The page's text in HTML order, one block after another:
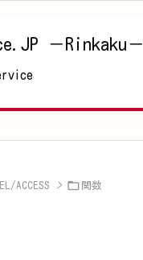
－Rinkaku－
ACCESS >  関数